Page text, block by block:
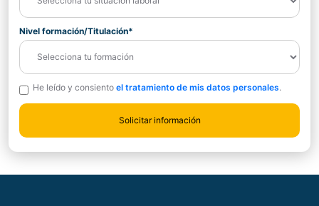
Nivel formación/Titulación*
He leído y consiento el tratamiento de mis datos personales.